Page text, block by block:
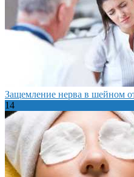
Защемление нерва в шейном
14